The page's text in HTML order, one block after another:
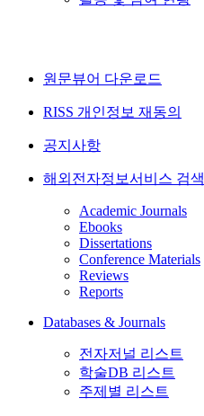
원문뷰어 다운로드
RISS 개인정보 재동의
공지사항
해외전자정보서비스 검색
Academic Journals
Ebooks
Dissertations
Conference Materials
Reviews
Reports
Databases & Journals
전자저널 리스트
학술DB 리스트
주제별 리스트